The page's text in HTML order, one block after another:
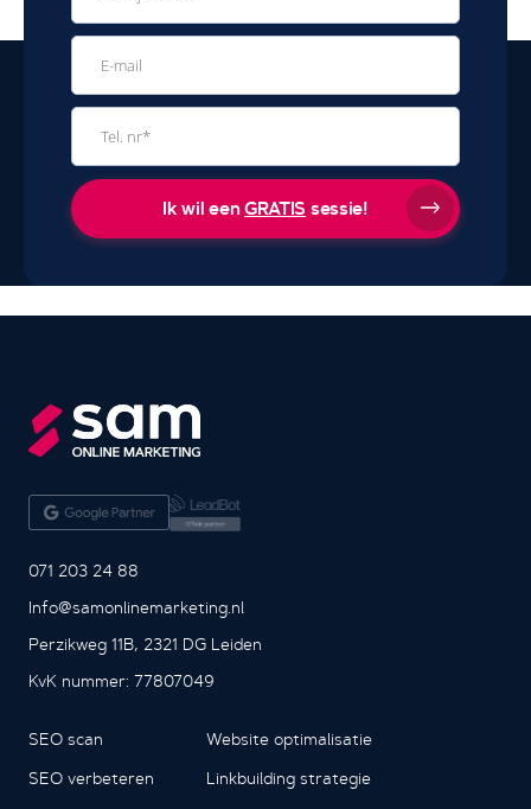
Ik wil eenGRATIS sessie!
071 203 24 88
Info@samonlinemarketing.nl
Perzikweg 11B, 2321 DG Leiden
KvK nummer: 77807049
SEO scan
SEO verbeteren
Website optimalisatie
Linkbuilding strategie